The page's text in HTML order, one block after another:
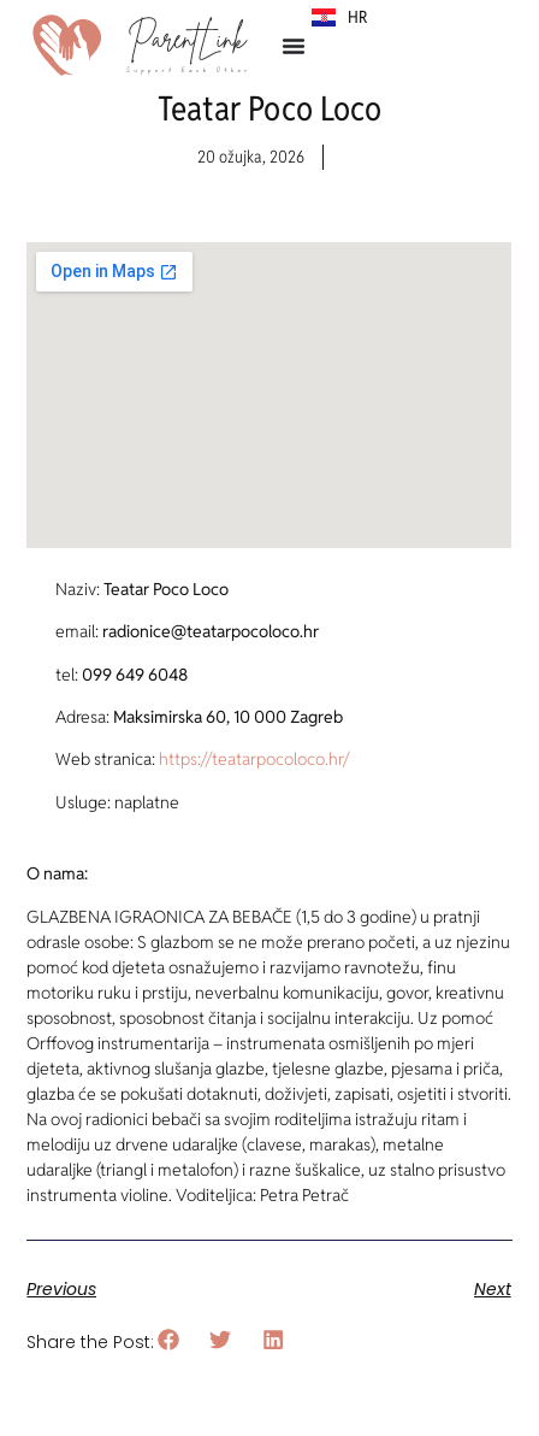
HR
SR
Teatar Poco Loco
20 ožujka, 2026
Naziv:Teatar Poco Loco
email: radionice@teatarpocoloco.hr
tel: 099 649 6048
Adresa: Maksimirska 60, 10 000 Zagreb
Web stranica: https://teatarpocoloco.hr/
Usluge: naplatne
O nama:
GLAZBENA IGRAONICA ZA BEBAČE (1,5 do 3 godine) u pratnji
odrasle osobe: S glazbom se ne može prerano početi, a uz njezinu
pomoć kod djeteta osnažujemo i razvijamo ravnotežu, finu
motoriku ruku i prstiju, neverbalnu komunikaciju, govor, kreativnu
sposobnost, sposobnost čitanja i socijalnu interakciju. Uz pomoć
Orffovog instrumentarija – instrumenata osmišljenih po mjeri
djeteta, aktivnog slušanja glazbe, tjelesne glazbe, pjesama i priča,
glazba će se pokušati dotaknuti, doživjeti, zapisati, osjetiti i stvoriti.
Na ovoj radionici bebači sa svojim roditeljima istražuju ritam i
melodiju uz drvene udaraljke (clavese, marakas), metalne
udaraljke (triangl i metalofon) i razne šuškalice, uz stalno prisustvo
instrumenta violine. Voditeljica: Petra Petrač
Previous Next
Share the Post: